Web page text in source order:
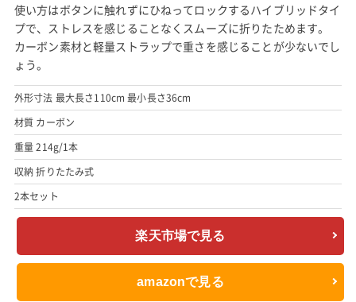
使い方はボタンに触れずにひねってロックするハイブリッドタイ
プで、ストレスを感じることなくスムーズに折りたためます。
カーボン素材と軽量ストラップで重さを感じることが少ないでし
ょう。
外形寸法 最大長さ110cm 最小長さ36cm
材質 カーボン
重量 214g/1本
収納 折りたたみ式
2本セット
楽天市場で見る
amazonで見る